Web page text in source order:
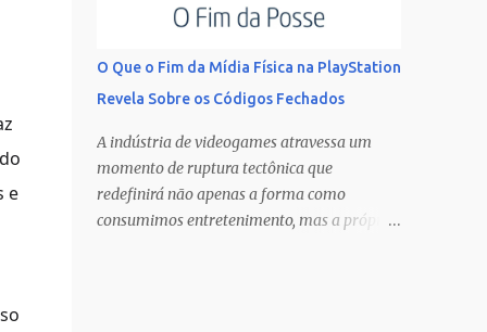
e
baseado no sistema de controle de versão
Git, suas filosofias, modelos de negócios e
abordagens para a comunidade de código
aberto divergem significativamente.
Compreender essas diferenças não é apenas
uma questão acadêmica, mas uma decisão
estratégica que pode definir o fluxo de
trabalho, a cultura organizacional e até o
O Que o Fim da Mídia Física na PlayStation
Revela Sobre os Códigos Fechados
A indústria de videogames atravessa um
momento de ruptura tectônica que
redefinirá não apenas a forma como
consumimos entretenimento, mas a própria